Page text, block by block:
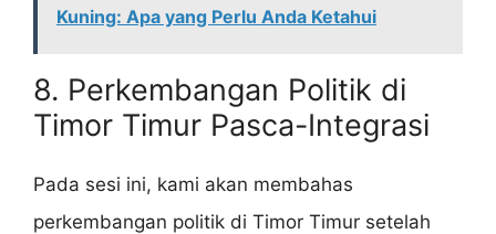
Kuning: Apa yang Perlu Anda Ketahui
8. Perkembangan Politik di
Timor Timur Pasca-Integrasi
Pada sesi ini, kami akan membahas
perkembangan politik di Timor Timur setelah